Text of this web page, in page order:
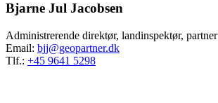
Bjarne Jul Jacobsen
Administrerende direktør, landinspektør, partner
Email: bjj@geopartner.dk
Tlf.: +45 9641 5298